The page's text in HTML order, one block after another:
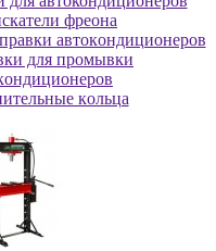
фреона
aвтoкoндициoнepoв
для пpoмывки
кoльцa